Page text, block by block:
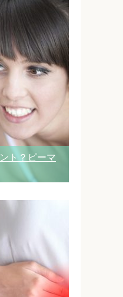
ト？ピーマ